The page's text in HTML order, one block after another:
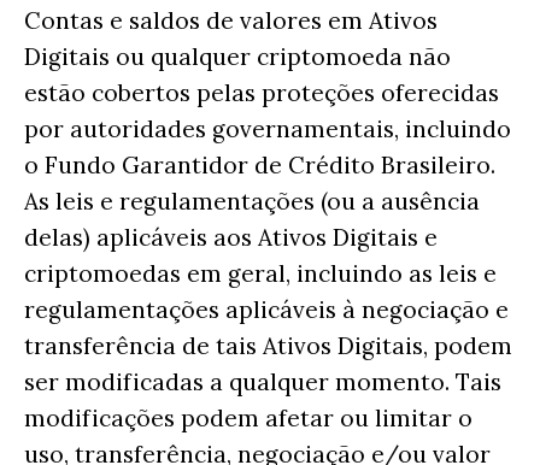
Contas e saldos de valores em Ativos
Digitais ou qualquer criptomoeda não
estão cobertos pelas proteções oferecidas
por autoridades governamentais, incluindo
o Fundo Garantidor de Crédito Brasileiro.
As leis e regulamentações (ou a ausência
delas) aplicáveis aos Ativos Digitais e
criptomoedas em geral, incluindo as leis e
regulamentações aplicáveis à negociação e
transferência de tais Ativos Digitais, podem
ser modificadas a qualquer momento. Tais
modificações podem afetar ou limitar o
uso, transferência, negociação e/ou valor